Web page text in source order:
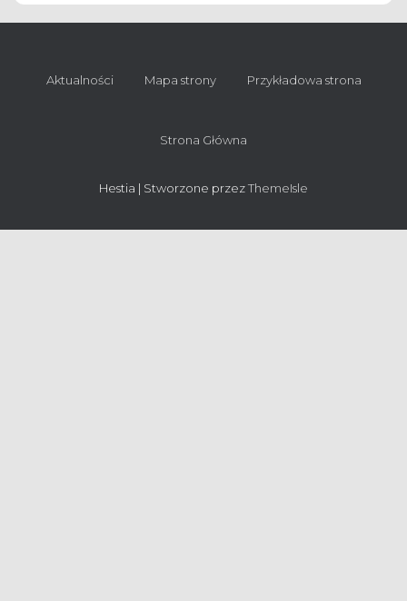
Aktualności Mapa strony Przykładowa strona
Strona Główna
Hestia | Stworzone przezThemeIsle